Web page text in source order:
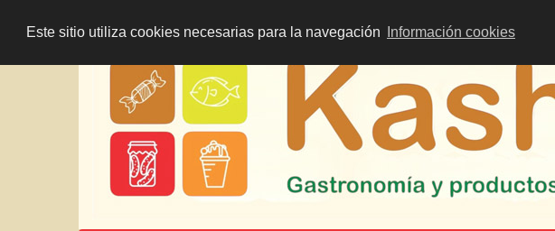
Este sitio utiliza cookies necesarias para la navegación Información cookies